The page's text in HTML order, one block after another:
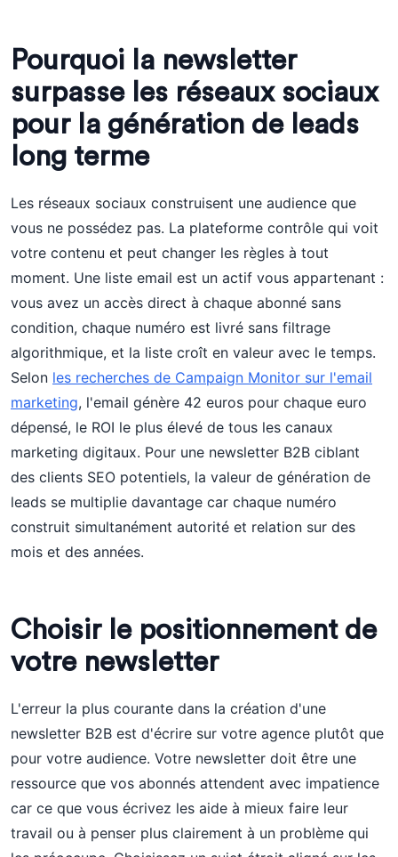
Pourquoi la newsletter
surpasse les réseaux sociaux
pour la génération de leads
long terme
Les réseaux sociaux construisent une audience que
vous ne possédez pas. La plateforme contrôle qui voit
votre contenu et peut changer les règles à tout
moment. Une liste email est un actif vous appartenant :
vous avez un accès direct à chaque abonné sans
condition, chaque numéro est livré sans filtrage
algorithmique, et la liste croît en valeur avec le temps.
Selon les recherches de Campaign Monitor sur l'email
marketing, l'email génère 42 euros pour chaque euro
dépensé, le ROI le plus élevé de tous les canaux
marketing digitaux. Pour une newsletter B2B ciblant
des clients SEO potentiels, la valeur de génération de
leads se multiplie davantage car chaque numéro
construit simultanément autorité et relation sur des
mois et des années.
Choisir le positionnement de
votre newsletter
L'erreur la plus courante dans la création d'une
newsletter B2B est d'écrire sur votre agence plutôt que
pour votre audience. Votre newsletter doit être une
ressource que vos abonnés attendent avec impatience
car ce que vous écrivez les aide à mieux faire leur
travail ou à penser plus clairement à un problème qui